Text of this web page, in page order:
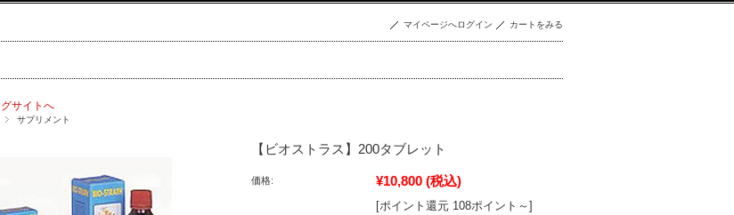
マイページへログイン カートをみる
サイトへ
サプリメント
【ビオストラス】200タブレット
価格: ¥10,800 (税込)
[ポイント還元 108ポイント～]